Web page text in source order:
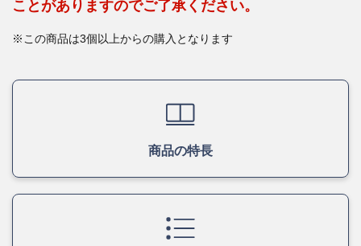
ことがありますのでご了承ください。
※この商品は3個以上からの購入となります
商品の特長